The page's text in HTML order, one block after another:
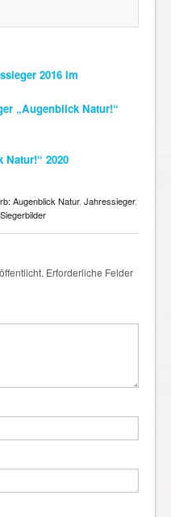
2016 im
„Augenblick Natur!“
Natur!“ 2020
Augenblick Natur, Jahressieger,
Siegerbilder
Erforderliche Felder